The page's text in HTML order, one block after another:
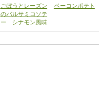
ごぼうとレーズン
のバルサミコソテ
ー シナモン風味
ベーコンポテト